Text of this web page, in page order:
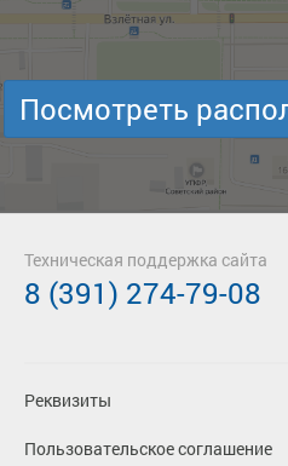
Посмотреть
Реквизиты
Пользовательское соглашение
Техническая поддержка сайта
8 (391) 274-79-08